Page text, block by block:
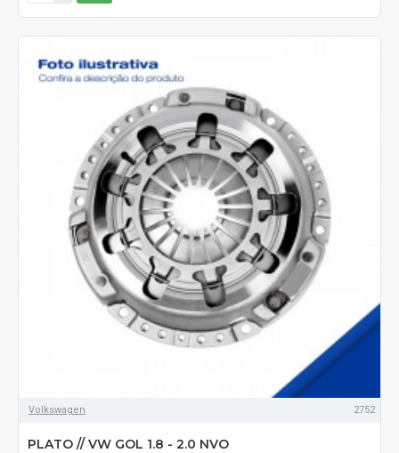
Volkswagen 2752
PLATO // VW GOL 1.8 - 2.0 NVO